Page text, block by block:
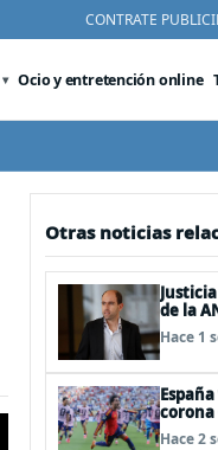
CONTRATE
Ocio y entretención online
Otras noticias
de la
Hace 1
corona
2026
Hace 2